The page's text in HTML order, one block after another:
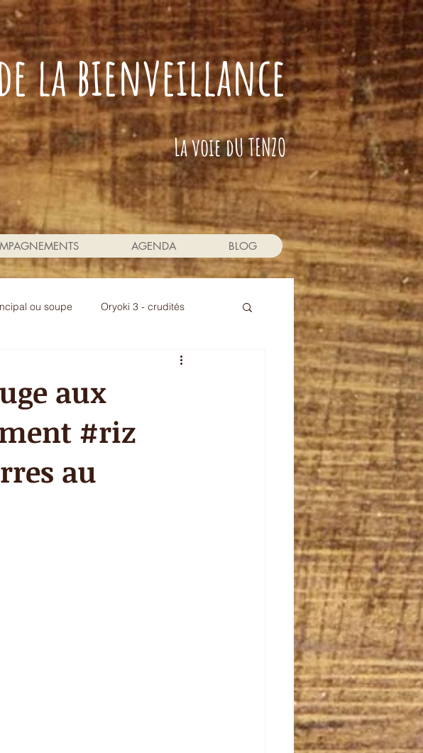
la bienveillance
La voie dU TENZO
AGENDA BLOG
ou soupe Oryoki 3 - crudités
menu complet
aux
#riz
au